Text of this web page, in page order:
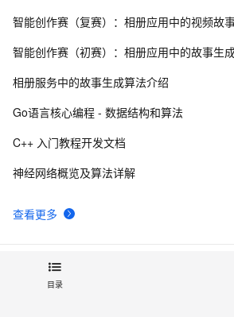
目录
8 【C++STL基础入门】深入浅出string类
10Qt C++ 扫码枪使用数据处理
查看更多
智能创作赛（复赛）：相册应用中的视频故
智能创作赛（初赛）：相册应用中的故事生
相册服务中的故事生成算法介绍
Go语言核心编程 - 数据结构和算法
C++ 入门教程开发文档
神经网络概览及算法详解
相关电子书